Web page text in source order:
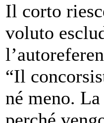
Il corto
voluto
“Il
né meno.